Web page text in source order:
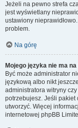
Jeżeli na pewno strefa
jest wyświetlany
ustawiony
problem.
Na górę
Mojego języka nie ma
Być może administrator
językową albo nikt
administratora witryny
potrzebujesz. Jeśli
utworzyć. Więcej
internetowej phpBB